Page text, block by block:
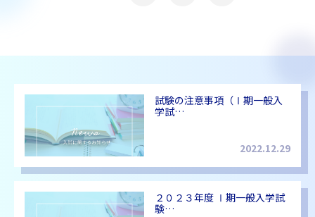
試験の注意事項（Ⅰ期一般入
学試…
2022.12.29
２０２３年度 Ⅰ期一般入学試
験…